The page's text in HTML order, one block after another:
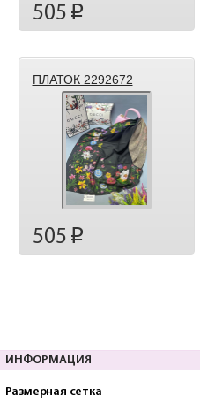
505 p
ПЛАТОК 2292672
505 p
ИНФОРМАЦИЯ
Размерная сетка